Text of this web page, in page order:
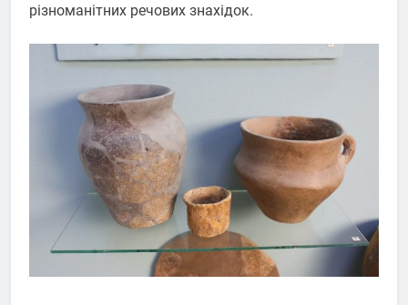
різноманітних речових знахідок.